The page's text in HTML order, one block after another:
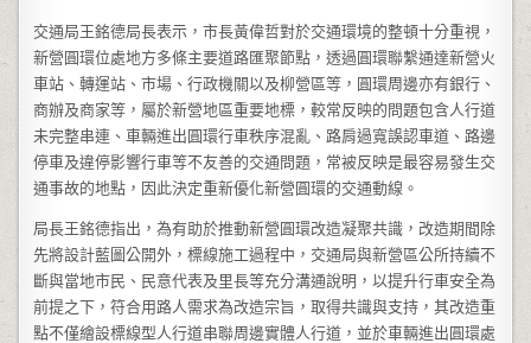
交通局王銘德局長表示，市長黃偉哲對於交通環境的整頓十分重視，
新營圓環位處地方多條主要道路匯聚節點，透過圓環聯繫通達新營火
車站、轉運站、市場、行政機關以及柳營區等，圓環周邊亦有銀行、
商辦及商家等，屬於新營地區重要地標，較常反映的問題包含人行道
未完整串連、車輛進出圓環行車秩序混亂、路肩過寬誤認車道、路邊
停車及違停影響行車等不友善的交通問題，常被反映是最容易發生交
通事故的地點，因此決定重新優化新營圓環的交通動線。
局長王銘德指出，為有助於推動新營圓環改造凝聚共識，改造期間除
先將設計藍圖公開外，標線施工過程中，交通局與新營區公所持續不
斷與當地市民、民意代表及里長等充分溝通說明，以提升行車安全為
前提之下，符合用路人需求為改造宗旨，取得共識與支持，其改造重
點不僅繪設標線型人行道串聯周邊實體人行道，並於車輛進出圓環處